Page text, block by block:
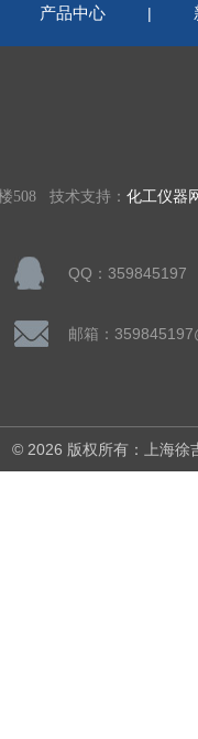
产品中心 |
508 技术支持： 化工仪器
QQ：359845197
邮箱：
© 2026 版权所有：上海